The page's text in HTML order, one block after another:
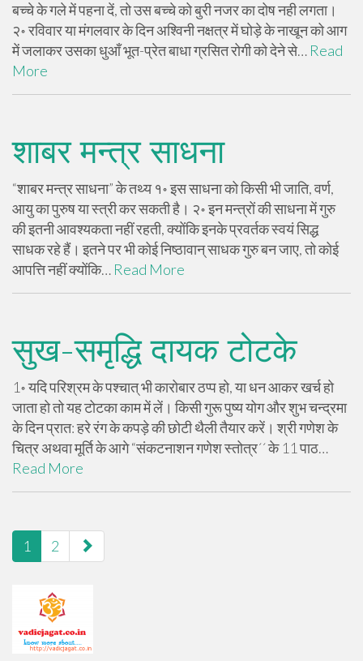
बच्चे के गले में पहना दें, तो उस बच्चे को बुरी नजर का दोष नही लगता।
२॰ रविवार या मंगलवार के दिन अश्विनी नक्षत्र में घोड़े के नाखून को आग
में जलाकर उसका धुआँ भूत-प्रेत बाधा ग्रसित रोगी को देने से… Read
More
शाबर मन्त्र साधना
“शाबर मन्त्र साधना” के तथ्य १॰ इस साधना को किसी भी जाति, वर्ण,
आयु का पुरुष या स्त्री कर सकती है। २॰ इन मन्त्रों की साधना में गुरु
की इतनी आवश्यकता नहीं रहती, क्योंकि इनके प्रवर्तक स्वयं सिद्ध
साधक रहे हैं। इतने पर भी कोई निष्ठावान् साधक गुरु बन जाए, तो कोई
आपत्ति नहीं क्योंकि… Read More
सुख-समृद्धि दायक टोटके
1‌‌‍॰ यदि परिश्रम के पश्चात् भी कारोबार ठप्प हो, या धन आकर खर्च हो
जाता हो तो यह टोटका काम में लें। किसी गुरू पुष्य योग और शुभ चन्द्रमा
के दिन प्रात: हरे रंग के कपड़े की छोटी थैली तैयार करें। श्री गणेश के
चित्र अथवा मूर्ति के आगे “संकटनाशन गणेश स्तोत्र´´ के 11 पाठ…
Read More
paging-
navigation
1 2